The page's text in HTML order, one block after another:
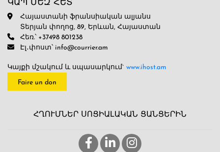
ԿԱՊ ՄԵԶ ՀԵՏ
Հայաստանի ֆրանսիական ալյանս
Տերյան փողոց, 89, Երևան, Հայաստան
Հեռ.՝ +37498 801238
Էլ․փոստ՝ info@courrier.am
Կայքի մշակում և սպասարկում` www.ihost.am
Faire un don
ՀՂՈՒՄՆԵՐ ՍՈՑԻԱԼԱԿԱՆ ՑԱՆՑԵՐԻՆ